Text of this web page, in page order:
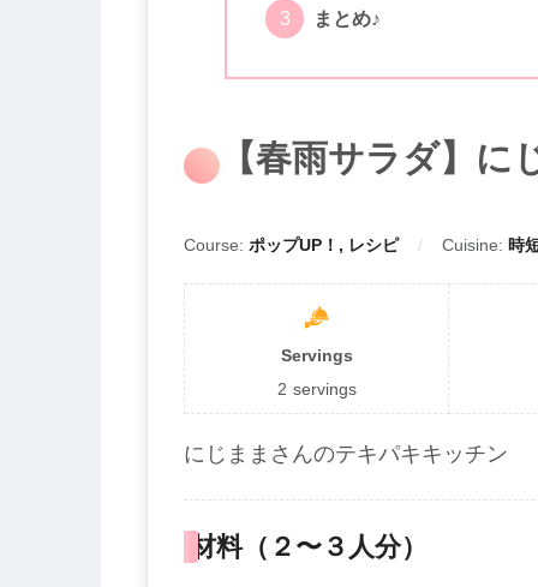
まとめ♪
【春雨サラダ】
Course: ポップUP！, レシピ Cuisine: 時
Servings
2 servings
にじままさんのテキパキキッチン
材料（２〜３人分）